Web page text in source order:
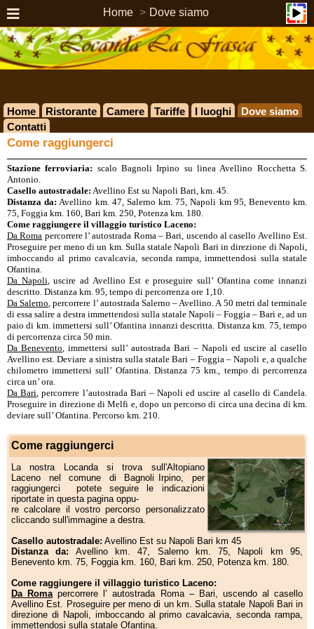
Home Dove siamo
Home Ristorante Camere Tariffe I luoghi
Dove siamo
Contatti
Come raggiungerci
Stazione ferroviaria: scalo Bagnoli Irpino su linea Avellino Rocchetta S.
Antonio.
Casello autostradale: Avellino Est su Napoli Bari, km. 45.
Distanza da: Avellino km. 47, Salerno km. 75, Napoli km 95, Benevento km.
75, Foggia km. 160, Bari km. 250, Potenza km. 180.
Come raggiungere il villaggio turistico Laceno:
Da Roma percorrere l’ autostrada Roma – Bari, uscendo al casello Avellino Est.
Proseguire per meno di un km. Sulla statale Napoli Bari in direzione di Napoli,
imboccando al primo cavalcavia, seconda rampa, immettendosi sulla statale
Ofantina.
Da Napoli, uscire ad Avellino Est e proseguire sull’ Ofantina come innanzi
descritto. Distanza km. 95, tempo di percorrenza ore 1,10.
Da Salerno, percorrere l’ autostrada Salerno – Avellino. A 50 metri dal terminale
di essa salire a destra immettendosi sulla statale Napoli – Foggia – Bari e, ad un
paio di km. immettersi sull’ Ofantina innanzi descritta. Distanza km. 75, tempo
di percorrenza circa 50 min.
Da Benevento, immettersi sull’ autostrada Bari – Napoli ed uscire al casello
Avellino est. Deviare a sinistra sulla statale Bari – Foggia – Napoli e, a qualche
chilometro immettersi sull’ Ofantina. Distanza 75 km., tempo di percorrenza
circa un’ ora.
Da Bari, percorrere l’autostrada Bari – Napoli ed uscire al casello di Candela.
Proseguire in direzione di Melfi e, dopo un percorso di circa una decina di km.
deviare sull’ Ofantina. Percorso km. 210.
Come raggiungerci
La nostra Locanda si trova sull'Altopiano
Laceno nel comune di Bagnoli Irpino, per
raggiungerci potete seguire le indicazioni
riportate in questa pagina oppu-
re calcolare il vostro percorso personalizzato
cliccando sull'immagine a destra.
Casello autostradale: Avellino Est su Napoli Bari km 45
Distanza da: Avellino km. 47, Salerno km. 75, Napoli km 95,
Benevento km. 75, Foggia km. 160, Bari km. 250, Potenza km. 180.
Come raggiungere il villaggio turistico Laceno:
Da Roma percorrere l’ autostrada Roma – Bari, uscendo al casello
Avellino Est. Proseguire per meno di un km. Sulla statale Napoli Bari in
direzione di Napoli, imboccando al primo cavalcavia, seconda rampa,
immettendosi sulla statale Ofantina.